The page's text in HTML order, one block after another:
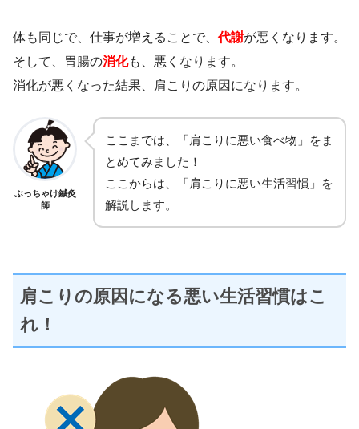
体も同じで、仕事が増えることで、代謝が悪くなります。
そして、胃腸の消化も、悪くなります。
消化が悪くなった結果、肩こりの原因になります。
ぶっちゃけ鍼灸
師
ここまでは、「肩こりに悪い食べ物」をま
とめてみました！
ここからは、「肩こりに悪い生活習慣」を
解説します。
肩こりの原因になる悪い生活習慣はこ
れ！